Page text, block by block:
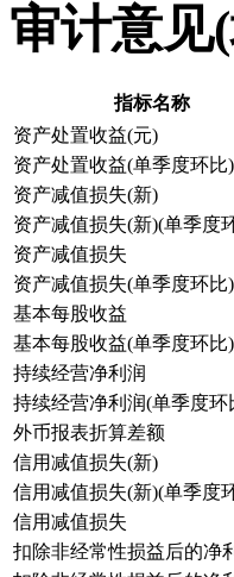
审计意见
指标名称
资产处置收益(元)
资产处置收益(单季度环比)
资产减值损失(新)
资产减值损失(新)(单季度
资产减值损失
资产减值损失(单季度环比)
基本每股收益
基本每股收益(单季度环比)
持续经营净利润
持续经营净利润(单季度环
外币报表折算差额
信用减值损失(新)
信用减值损失(新)(单季度
信用减值损失
扣除非经常性损益后的净